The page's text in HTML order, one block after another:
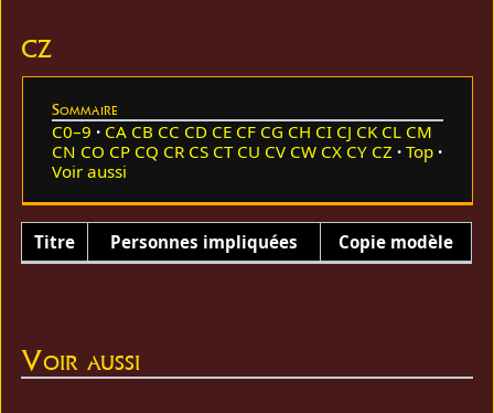
CZ
Sommaire
C0–9 CA CB CC CD CE CF CG CH CI CJ CK CL CM
CN CO CP CQ CR CS CT CU CV CW CX CY CZ
Top
Voir aussi
Titre Personnes impliquées Copie modèle
Voir aussi